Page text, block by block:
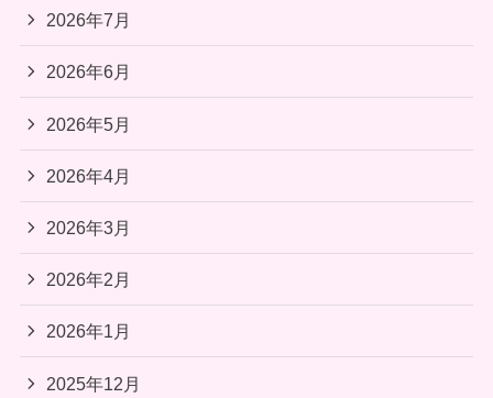
2026年7月
2026年6月
2026年5月
2026年4月
2026年3月
2026年2月
2026年1月
2025年12月